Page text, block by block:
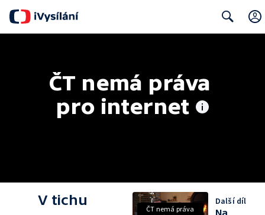
ČT nemá práva
pro internet
V tichu
ČT nemá práva
Další díl
Na